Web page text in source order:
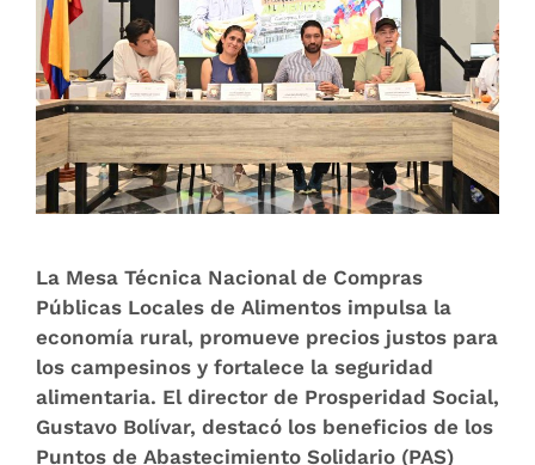
La Mesa Técnica Nacional de Compras
Públicas Locales de Alimentos impulsa la
economía rural, promueve precios justos para
los campesinos y fortalece la seguridad
alimentaria. El director de Prosperidad Social,
Gustavo Bolívar, destacó los beneficios de los
Puntos de Abastecimiento Solidario (PAS)